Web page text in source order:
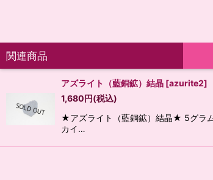
関連商品
アズライト（藍銅鉱）結晶 [azurite2]
1,680円(税込)
★アズライト（藍銅鉱）結晶★ 5グラ
カイ…